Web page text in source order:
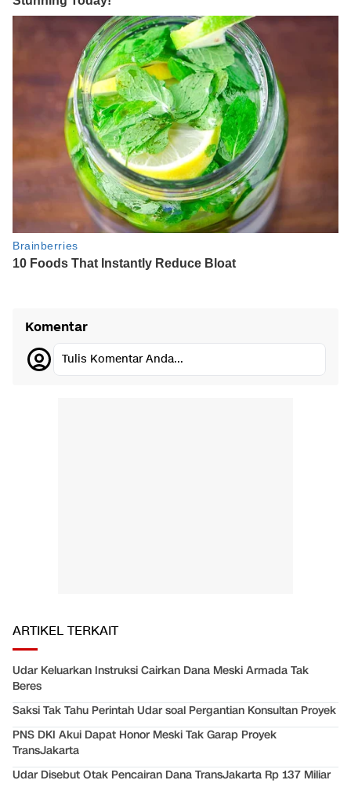
Komentar
Tulis Komentar Anda...
ARTIKEL TERKAIT
Udar Keluarkan Instruksi Cairkan Dana Meski Armada Tak
Beres
Saksi Tak Tahu Perintah Udar soal Pergantian Konsultan Proyek
PNS DKI Akui Dapat Honor Meski Tak Garap Proyek
TransJakarta
Udar Disebut Otak Pencairan Dana TransJakarta Rp 137 Miliar